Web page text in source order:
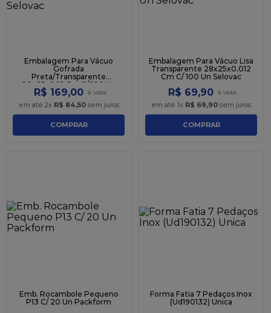
Embalagem Para Vácuo
Gofrada
Preta/Transparente
20x25x0,18 Cm C/ 100 Un
Selovac
R$ 169,00
em até 2x R$ 84,50sem juros
COMPRAR
Embalagem Para Vácuo Lisa
Transparente 28x25x0,012
Cm C/ 100 Un Selovac
R$ 69,90
em até 1x R$ 69,90 sem juros
COMPRAR
Emb. Rocambole Pequeno
P13 C/ 20 Un Packform
Forma Fatia 7 Pedaços Inox
(Ud190132) Unica